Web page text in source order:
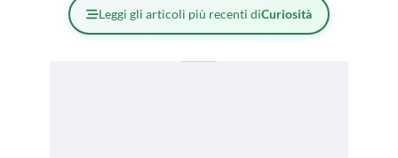
Leggi gli articoli più recenti diCuriosità